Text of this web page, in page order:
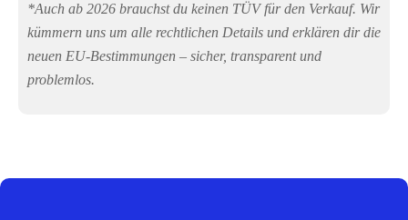
*Auch ab 2026 brauchst du keinen TÜV für den Verkauf. Wir
kümmern uns um alle rechtlichen Details und erklären dir die
neuen EU-Bestimmungen – sicher, transparent und
problemlos.